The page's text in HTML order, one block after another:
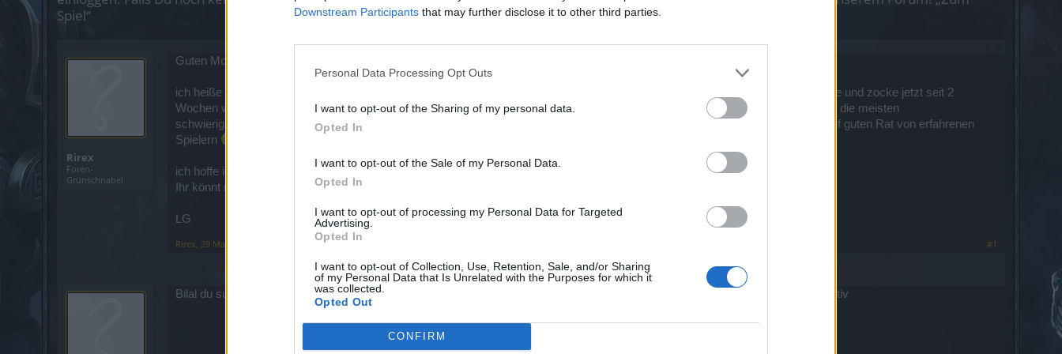
Downstream Participants that may further disclose it to other third parties.
Personal Data Processing Opt Outs
I want to opt-out of the Sharing of my personal data.
Opted In
I want to opt-out of the Sale of my Personal Data.
Opted In
I want to opt-out of processing my Personal Data for Targeted
Advertising.
Opted In
I want to opt-out of Collection, Use, Retention, Sale, and/or Sharing
of my Personal Data that Is Unrelated with the Purposes for which it
was collected.
Opted Out
CONFIRM
Spiel“
Rirex
Foren-
Grünschnabel
Guten Morgen,
ich heiße Bilal und bin 25 Jahre alt. Ich suche auf diesem Wege eine aktive deutschsprachige Gilde
Ich hatte eine lange Pause und zocke jetzt seit 2
Wochen wieder jeden Tag aktiv und möchte auch weiterhin voll durchstarten! Mein Main ist ein lvl 100 waldläufer mit welchem ich die meisten
schwierigkeitsgrade der zw´s solo schaffe. Bin nicht mehr ganz up to date, was die meisten Builds etc. angeht, daher hoffe ich auf guten Rat von erfahrenen
Spielern
ich hoffe ich kriege die ein oder andere Antwort!
Ihr könnt mir gerne hier antworten oder auf DC: dumaroc259
LG
Rirex, 29 Mai 2025 #1
Bilal du suchst eine GILDE MELDE DICH MAHL BEI SCHNUK ODER ONKI 2 unser Gilde heist Wächter der Engel sind sehr aktiv